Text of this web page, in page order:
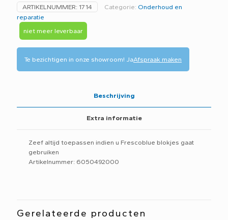
ARTIKELNUMMER: 1714 Categorie: Onderhoud en
reparatie
niet meer leverbaar
Te bezichtigen in onze showroom! JaAfspraak maken
Beschrijving
Extra informatie
Zeef altijd toepassen indien u Frescoblue blokjes gaat
gebruiken
Artikelnummer: 6050492000
Gerelateerde producten